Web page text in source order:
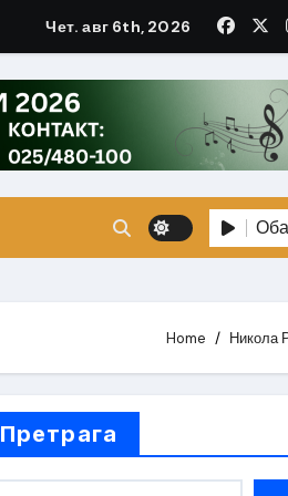
Чет. авг 6th, 2026
Home Никола
Претрага